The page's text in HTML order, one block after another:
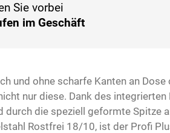
Sie vorbei
im Geschäft
und ohne scharfe Kanten an
nur diese. Dank des
die speziell geformte Spitze
Rostfrei 18/10, ist der Profi